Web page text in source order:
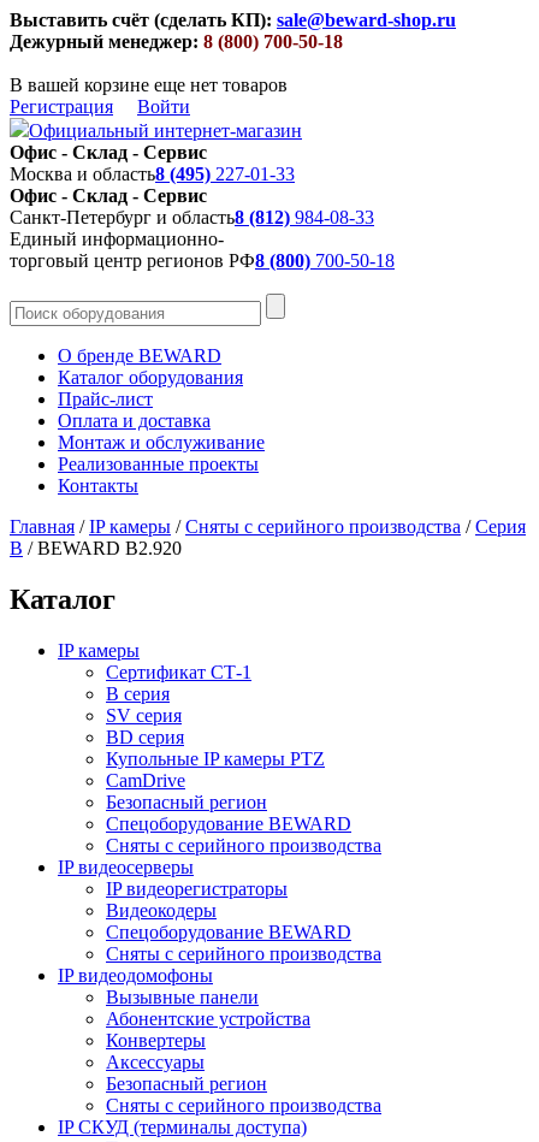
Выставить счёт (сделать КП): sale@beward-shop.ru
Дежурный менеджер: 8 (800) 700-50-18
В вашей корзине еще нет товаров
Регистрация
Войти
Официальный интернет-магазин
Офис - Склад - Сервис
Москва и область8 (495) 227-01-33
Офис - Склад - Сервис
Санкт-Петербург и область8 (812) 984-08-33
Единый информационно-
торговый центр регионов РФ8 (800) 700-50-18
О бренде BEWARD
Каталог оборудования
Прайс-лист
Оплата и доставка
Монтаж и обслуживание
Реализованные проекты
Контакты
Главная /IP камеры /Сняты с серийного производства /Серия
B /BEWARD B2.920
Каталог
IP камеры
Сертификат СТ-1
B серия
SV серия
BD серия
Купольные IP камеры PTZ
CamDrive
Безопасный регион
Спецоборудование BEWARD
Сняты с серийного производства
IP видеосерверы
IP видеорегистраторы
Видеокодеры
Спецоборудование BEWARD
Сняты с серийного производства
IP видеодомофоны
Вызывные панели
Абонентские устройства
Конвертеры
Аксессуары
Безопасный регион
Сняты с серийного производства
IP СКУД (терминалы доступа)